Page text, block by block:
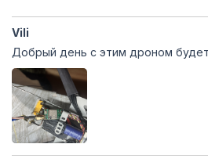
Vili
Добрый день с этим дроном